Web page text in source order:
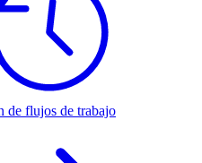
de flujos de trabajo